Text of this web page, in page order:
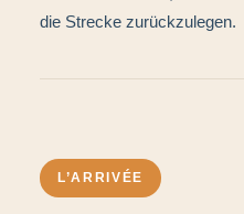
die Strecke zurückzulegen.
L’ARRIVÉE